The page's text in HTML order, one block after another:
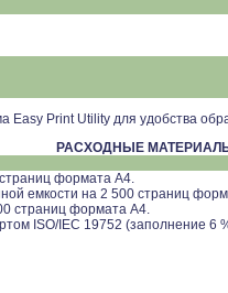
Easy Print Utility для удобства
РАСХОДНЫЕ
формата A4.
емкости на 2 500 страниц
страниц формата A4.
ISO/IEC 19752 (заполнение 6